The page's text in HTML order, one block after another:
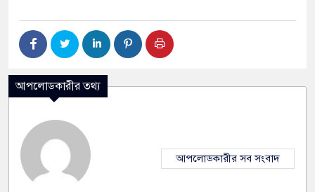
আপলোডকারীর তথ্য
আপলোডকারীর সব সংবাদ